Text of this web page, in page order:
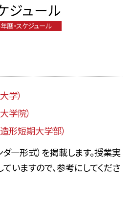
ジュール
暦・スケジュール
学）
学院）
形短期大学部）
―形式）を掲載します。授業実
いますので、参考にしてくださ